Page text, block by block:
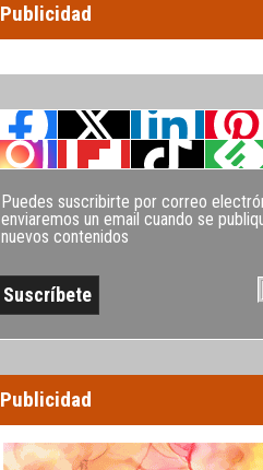
Publicidad
Puedes suscribirte por correo
enviaremos un email cuando se
nuevos contenidos
Publicidad